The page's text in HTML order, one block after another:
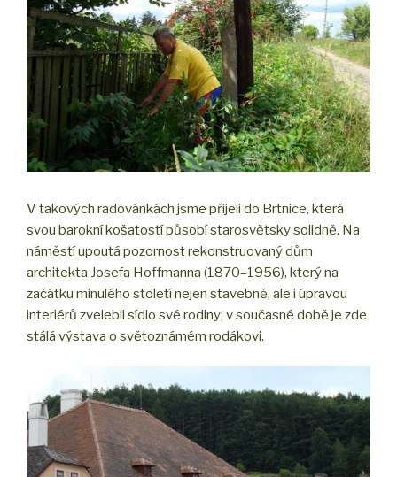
V takových radovánkách jsme přijeli do Brtnice, která
svou barokní košatostí působí starosvětsky solidně. Na
náměstí upoutá pozornost rekonstruovaný dům
architekta Josefa Hoffmanna (1870–1956), který na
začátku minulého století nejen stavebně, ale i úpravou
interiérů zvelebil sídlo své rodiny; v současné době je zde
stálá výstava o světoznámém rodákovi.